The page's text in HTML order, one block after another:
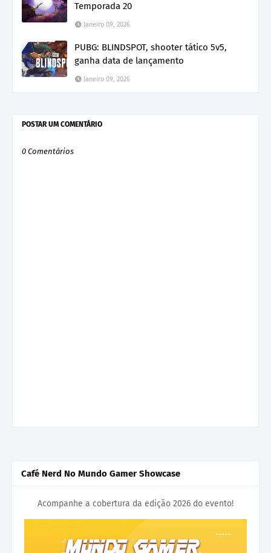
Temporada 20
Janeiro 09, 2026
PUBG: BLINDSPOT, shooter tático 5v5,
ganha data de lançamento
Janeiro 09, 2026
POSTAR UM COMENTÁRIO
0 Comentários
Café Nerd No Mundo Gamer Showcase
Acompanhe a cobertura da edição 2026 do evento!